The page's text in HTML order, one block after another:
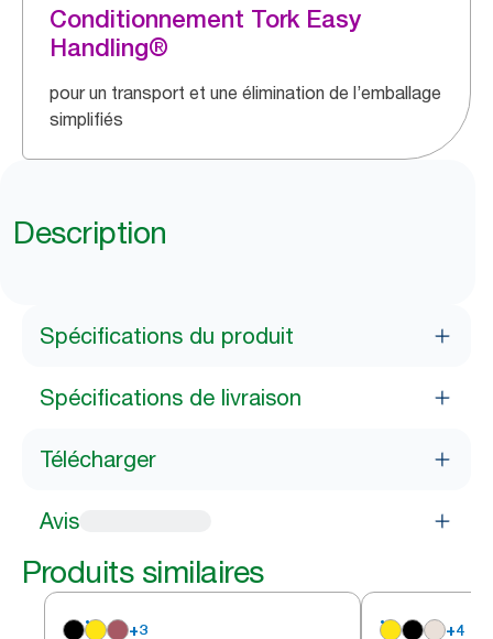
Conditionnement Tork Easy
Handling®
pour un transport et une élimination de l’emballage
simplifiés
Description
Spécifications du produit
Spécifications de livraison
Télécharger
Avis
Produits similaires
+3 +4